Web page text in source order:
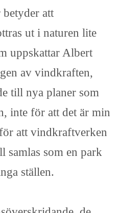
betyder att
ut i naturen lite
uppskattar Albert
av vindkraften,
till nya planer som
inte för att det är min
att vindkraftverken
samlas som en park
ställen.